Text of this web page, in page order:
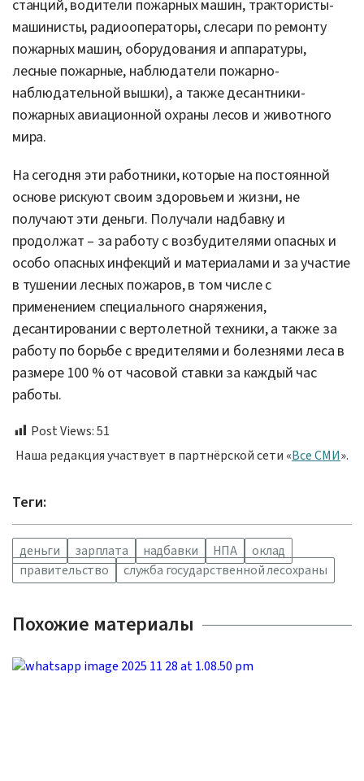
станций, водители пожарных машин, трактористы-
машинисты, радиооператоры, слесари по ремонту
пожарных машин, оборудования и аппаратуры,
лесные пожарные, наблюдатели пожарно-
наблюдательной вышки), а также десантники-
пожарных авиационной охраны лесов и животного
мира.
На сегодня эти работники, которые на постоянной
основе рискуют своим здоровьем и жизни, не
получают эти деньги. Получали надбавку и
продолжат – за работу с возбудителями опасных и
особо опасных инфекций и материалами и за участие
в тушении лесных пожаров, в том числе с
применением специального снаряжения,
десантировании с вертолетной техники, а также за
работу по борьбе с вредителями и болезнями леса в
размере 100 % от часовой ставки за каждый час
работы.
Post Views:51
Наша редакция участвует в партнёрской сети «Все СМИ».
Теги:
деньги зарплата надбавки НПА
оклад
правительство
служба государственной лесохраны
Похожие материалы